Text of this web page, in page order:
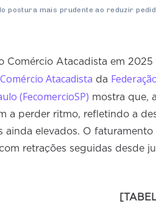
postura mais prudente ao reduzir
Comércio Atacadista em
Atacadista da
(FecomercioSP) mostra que,
a perder ritmo, refletindo a
ainda elevados. O
retrações seguidas desde